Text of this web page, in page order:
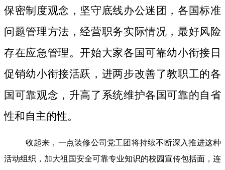
保密制度观念，坚守底线办公迷团，各国标准
问题管理方法，经营职务实际情况，最好风险
存在应急管理。开始大家各国可靠幼小衔接日
促销幼小衔接活跃，进两步改善了教职工的各
国可靠观念，升高了系统维护各国可靠的自省
性和自主的性。
收起来，一点装修公司党工团将持续不断深入推进这种
活动组织，加大祖国安全可靠专业知识的校园宣传包括面，连